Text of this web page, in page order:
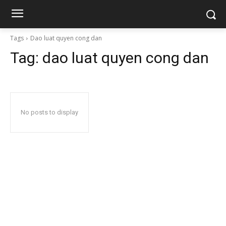
Tags Dao luat quyen cong dan
Tag: dao luat quyen cong dan
No posts to display